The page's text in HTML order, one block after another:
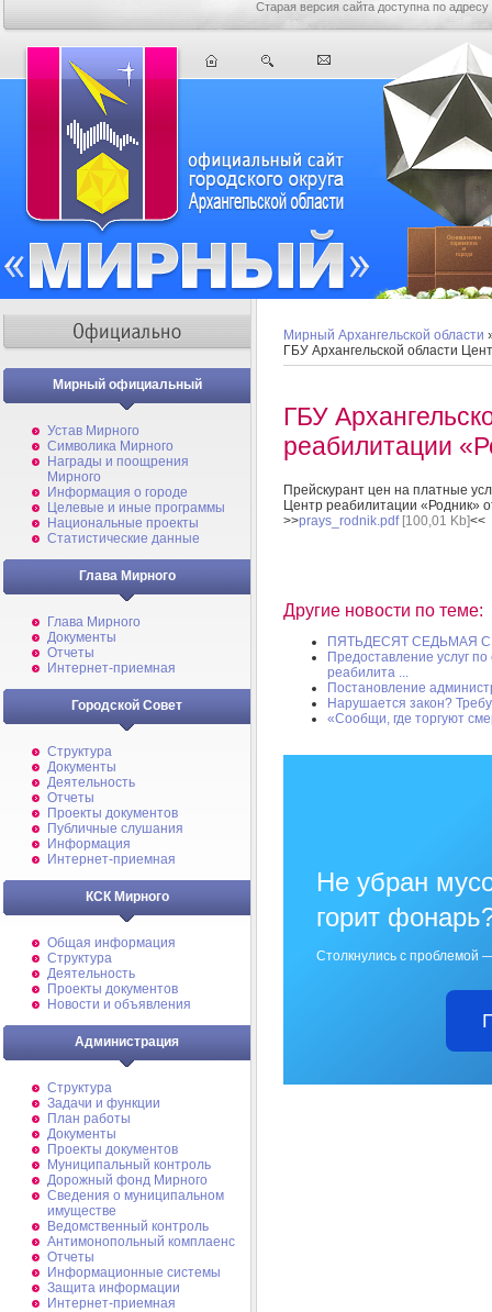
Старая версия сайта доступна по адресу
Мирный официальный
Устав Мирного
Символика Мирного
Награды и поощрения
Мирного
Информация о городе
Целевые и иные программы
Национальные проекты
Статистические данные
Глава Мирного
Глава Мирного
Документы
Отчеты
Интернет-приемная
Городской Совет
Структура
Документы
Деятельность
Отчеты
Проекты документов
Публичные слушания
Информация
Интернет-приемная
КСК Мирного
Общая информация
Структура
Деятельность
Проекты документов
Новости и объявления
Администрация
Структура
Задачи и функции
План работы
Документы
Проекты документов
Муниципальный контроль
Дорожный фонд Мирного
Cведения о муниципальном
имуществе
Ведомственный контроль
Антимонопольный комплаенс
Отчеты
Информационные системы
Защита информации
Интернет-приемная
Мирный Архангельской области
ГБУ Архангельской области
ГБУ
реабилитации
Прейскурант цен на платные
Центр реабилитации «Родник»
>>prays_rodnik.pdf[100,01 Kb]<<
Другие новости по теме:
ПЯТЬДЕСЯТ СЕДЬМАЯ
Предоставление услуг
реабилита ...
Постановление
Нарушается закон?
«Сообщи, где торгуют
Не убран
горит
Столкнулись с проблемой